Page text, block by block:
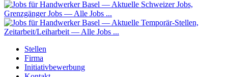
Stellen
Firma
Initiativbewerbung